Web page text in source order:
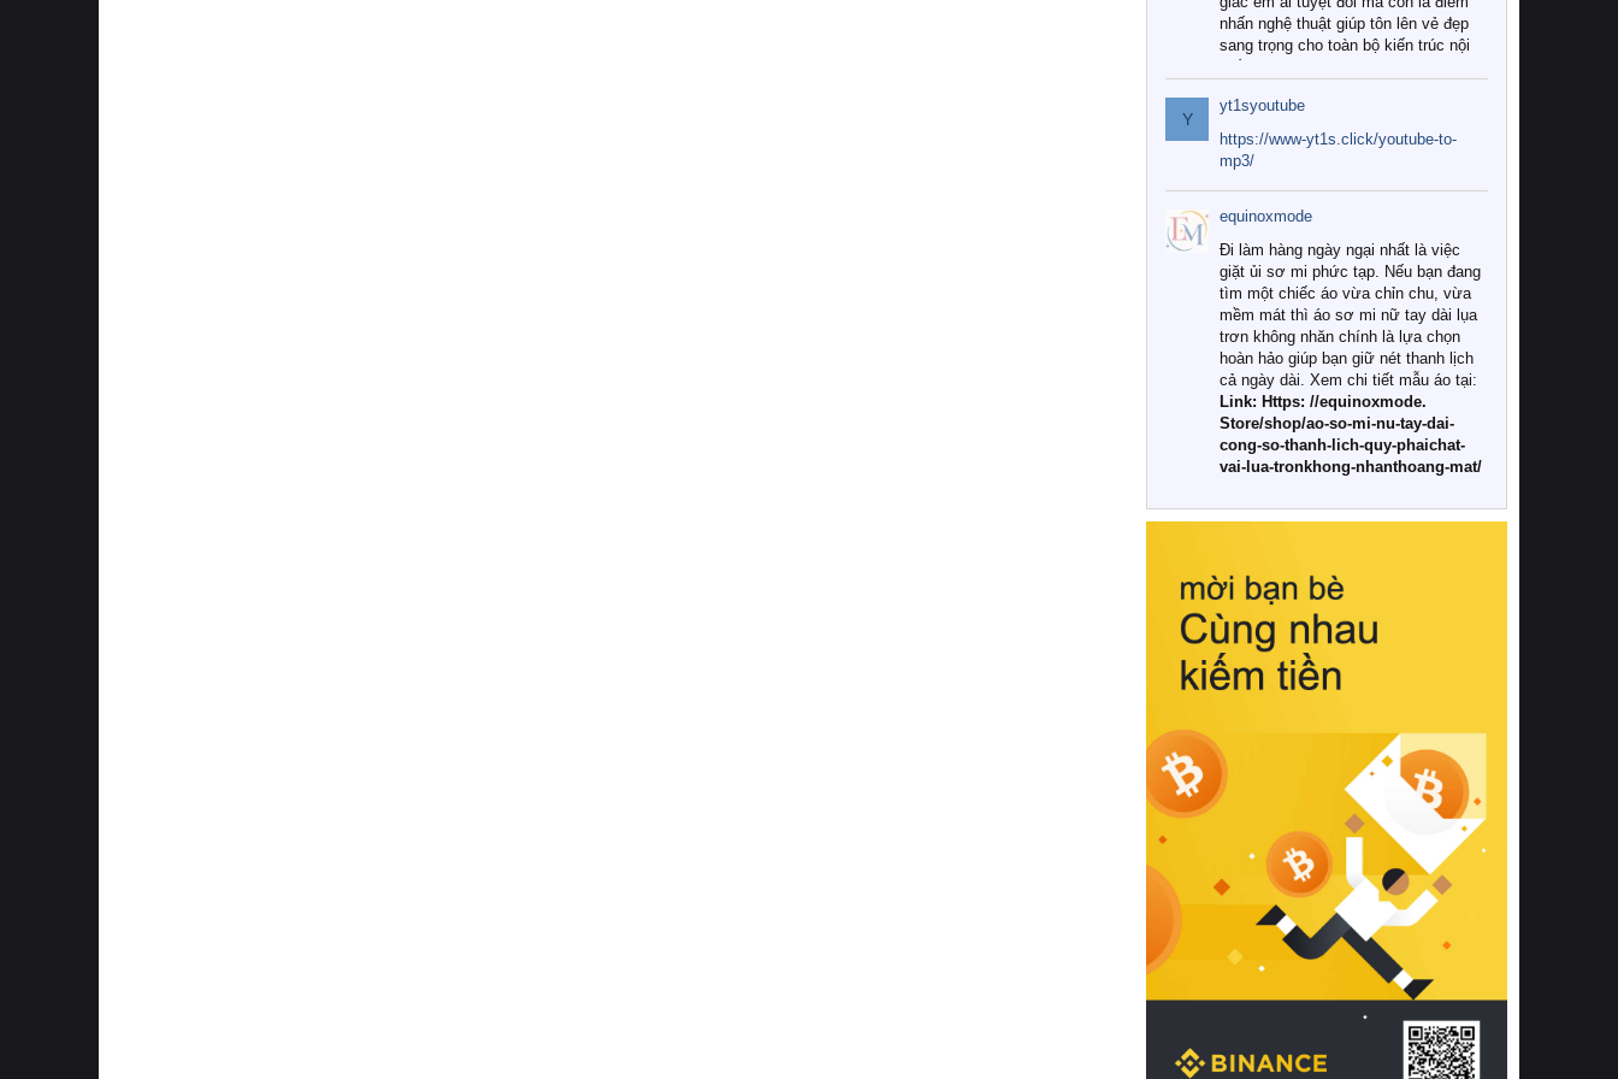
nhấn nghệ thuật giúp tôn lên vẻ đẹp
sang trọng cho toàn bộ kiến trúc nội
Tuy nhiên, giữa thị trường đa dạng
với vô vàn thương hiệu và mẫu mã
như hiện nay, làm thế nào để chọn
được những bộ chăn ga gối đệm cao
cấp thực sự chất lượng, phù hợp với
khí hậu và nhu cầu sử dụng của gia
đình? Hãy cùng chúng tôi đi tìm lời
giải đáp chi tiết qua bài viết dưới đây.
1. Tại sao các gia đình hiện đại lại ưa
chuộng chăn ga gối đệm cao cấp?
Khác với các dòng sản phẩm thông
thường, những bộ chăn ga gối đệm
cao cấp trải qua quy trình sản xuất
nghiêm ngặt từ khâu chọn lọc nguyên
liệu tự nhiên đến công nghệ dệt
nhuộm hiện đại không chứa hóa chất
này, bạn sẽ cảm nhận rõ rệt sự khác
hồi chuẩn xác của phần đệm nâng đỡ
cột sống.
Bên cạnh đó, việc lựa chọn các dòng
sản phẩm đạt chuẩn chất lượng quốc
tế còn giúp ngăn ngừa tình trạng kích
khuẩn và nấm mốc trong điều kiện
thời tiết nóng ẩm. Bạn có thể tìm hiểu
thêm các nghiên cứu khoa học về tác
động của giấc ngủ và môi trường
phòng ngủ đối với sức khỏe con
người tại Sleep Foundation (External
Link) để có cái nhìn toàn diện hơn.
2. Các tiêu chí vàng khi lựa chọn
chăn ga gối đệm cao cấp cho phòng
ngủ
Để sở hữu một bộ chăn ga gối đệm
cao cấp hoàn hảo cả về thẩm mỹ lẫn
công năng, người tiêu dùng cần cân
nhắc kỹ lưỡng các tiêu chí quan trọng
Y
yt1syoutube
https://www-yt1s.click/youtube-to-
mp3/
equinoxmode
Đi làm hàng ngày ngại nhất là việc
giặt ủi sơ mi phức tạp. Nếu bạn đang
tìm một chiếc áo vừa chỉn chu, vừa
mềm mát thì áo sơ mi nữ tay dài lụa
trơn không nhăn chính là lựa chọn
hoàn hảo giúp bạn giữ nét thanh lịch
cả ngày dài. Xem chi tiết mẫu áo tại:
Link: Https: //equinoxmode.
Store/shop/ao-so-mi-nu-tay-dai-
cong-so-thanh-lich-quy-phaichat-
vai-lua-tronkhong-nhanthoang-mat/